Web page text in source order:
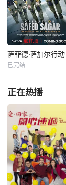
萨菲德·萨加尔行动
已完结
正在热播